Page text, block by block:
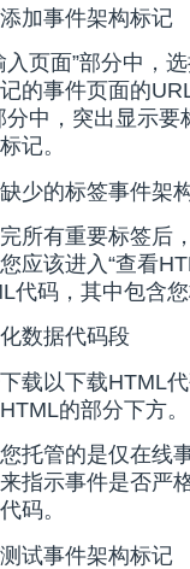
加事件架构标记
入页面”部分中，
的事件页面的
分中，突出显示
记。
少的标签事件架
所有重要标签后
应该进入“查看
代码，其中包含
数据代码段
载以下载HTML
的部分下方。
托管的是仅在线
指示事件是否严
码。
试事件架构标记